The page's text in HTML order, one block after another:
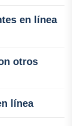
en línea
otros
línea